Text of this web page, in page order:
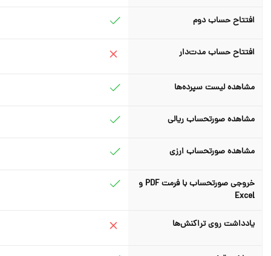
افتتاح حساب دوم
افتتاح حساب مدت‌دار
مشاهده لیست سپرده‌ها
مشاهده صورتحساب ریالی
مشاهده صورتحساب ارزی
خروجی صورتحساب با فرمت PDF و
Excel
یادداشت روی تراکنش‌ها